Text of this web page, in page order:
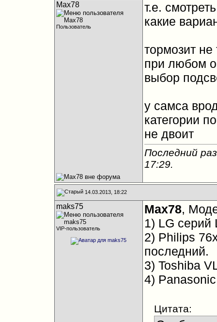
Max78
Пользователь
т.е.
какие
тормозит
при любом
выбор
у самса
категории
не двоит
Последний
17:29.
14.03.2013, 18:22
maks75
VIP-пользователь
Max78,
1) LG
2) Philips
последний.
3) Toshiba
4)
Цитата: